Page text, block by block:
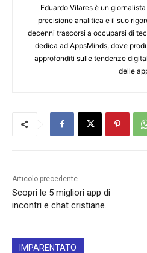
Eduardo Vilares è un
precisione analitica e il suo
decenni trascorsi a occuparsi di
dedica ad AppsMinds, dove
approfonditi sulle tendenze
delle
Articolo precedente
Scopri le 5 migliori app di
incontri e chat cristiane.
IMPARENTATO